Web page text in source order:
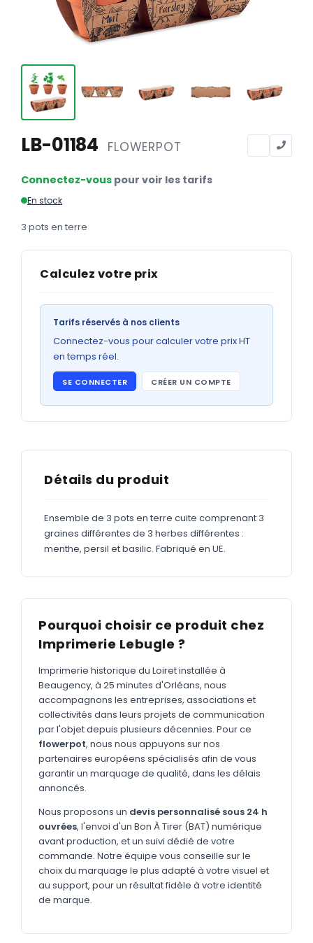
Calendriers
Calendriers bancaires
Tête de lettre
Enveloppes
Sous-mains
Chemises
GRAND FORMAT
Abribus
ADHÉSIFS
Étiquettes adhésives
Étiquettes adhésives en bobine
Adhésifs vitrine
MARQUAGE TEXTILE
Tee-shirts
Polos
Sweatshirts
GOODIES
Catalogue complet Nouveau
Bureau & écriture
Sacs & voyages
Verres & déjeuner
Technologie
Vêtements
Outils & porte-clés
Cuisine
LB-01184 FLOWERPOT
Connectez-vous pour voir les tarifs
En stock
3 pots en terre
Calculez votre prix
Tarifs réservés à nos clients
Connectez-vous pour calculer votre prix HT
en temps réel.
SE CONNECTER CRÉER UN COMPTE
Détails du produit
Ensemble de 3 pots en terre cuite comprenant 3
graines différentes de 3 herbes différentes :
menthe, persil et basilic. Fabriqué en UE.
Pourquoi choisir ce produit chez
Imprimerie Lebugle ?
Imprimerie historique du Loiret installée à
Beaugency, à 25 minutes d'Orléans, nous
accompagnons les entreprises, associations et
collectivités dans leurs projets de communication
par l'objet depuis plusieurs décennies. Pour ce
flowerpot, nous nous appuyons sur nos
partenaires européens spécialisés afin de vous
garantir un marquage de qualité, dans les délais
annoncés.
Nous proposons un devis personnalisé sous 24 h
ouvrées, l'envoi d'un Bon À Tirer (BAT) numérique
avant production, et un suivi dédié de votre
commande. Notre équipe vous conseille sur le
choix du marquage le plus adapté à votre visuel et
au support, pour un résultat fidèle à votre identité
de marque.